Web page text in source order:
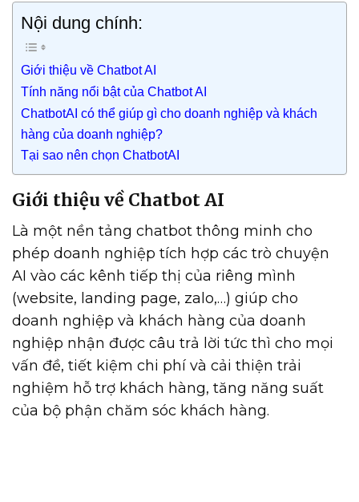
Nội dung chính:
Giới thiệu về Chatbot AI
Tính năng nổi bật của Chatbot AI
ChatbotAI có thể giúp gì cho doanh nghiệp và khách
hàng của doanh nghiệp?
Tại sao nên chọn ChatbotAI
Giới thiệu về Chatbot AI
Là một nền tảng chatbot thông minh cho
phép doanh nghiệp tích hợp các trò chuyện
AI vào các kênh tiếp thị của riêng mình
(website, landing page, zalo,…) giúp cho
doanh nghiệp và khách hàng của doanh
nghiệp nhận được câu trả lời tức thì cho mọi
vấn đề, tiết kiệm chi phí và cải thiện trải
nghiệm hỗ trợ khách hàng, tăng năng suất
của bộ phận chăm sóc khách hàng.